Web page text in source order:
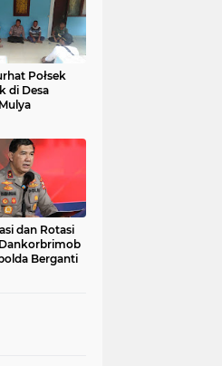
Połsek
di Desa
dan Rotasi
Berganti